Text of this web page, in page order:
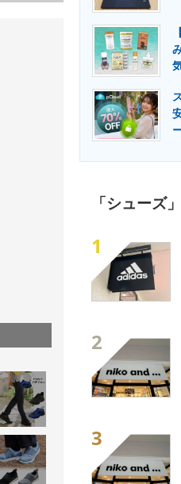
「シューズ
1
2
3